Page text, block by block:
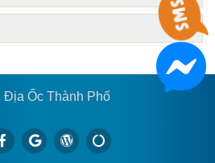
Địa Ốc Thành Phố